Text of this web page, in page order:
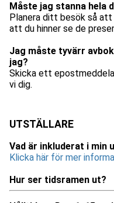
Måste jag stanna hela
Planera ditt besök så att
att du hinner se de
Jag måste tyvärr
jag?
Skicka ett
vi dig.
UTSTÄLLARE
Vad är inkluderat i min
Klicka här för mer
Hur ser tidsramen ut?